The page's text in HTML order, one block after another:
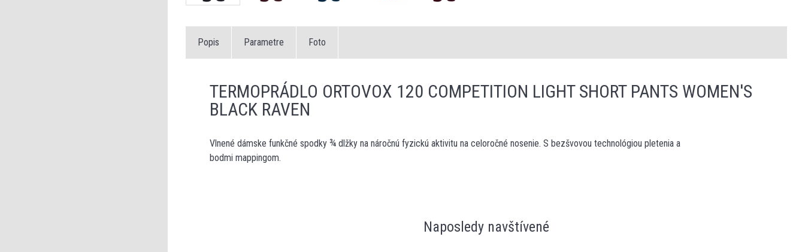
Popis Parametre Foto
TERMOPRÁDLO ORTOVOX 120 COMPETITION LIGHT SHORT PANTS WOMEN'S
BLACK RAVEN
Vlnené dámske funkčné spodky ¾ dlžky na náročnú fyzickú aktivitu na celoročné nosenie. S bezšvovou technológiou pletenia a
bodmi mappingom.
Naposledy navštívené